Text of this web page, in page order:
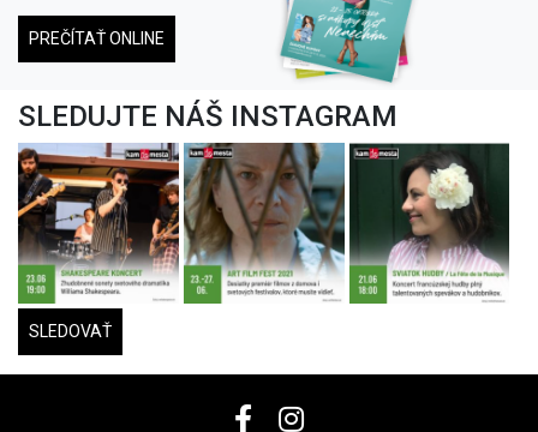
PREČÍTAŤ ONLINE
SLEDUJTE NÁŠ INSTAGRAM
SLEDOVAŤ